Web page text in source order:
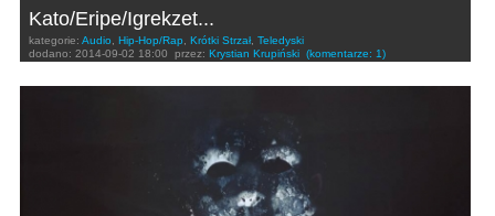
Kato/Eripe/Igrekzet...
kategorie: Audio Hip-Hop/Rap Krótki Strzał, Teledyski
dodano: 2014-09-02 18:00 przez: Krystian Krupiński (komentarze: 1)